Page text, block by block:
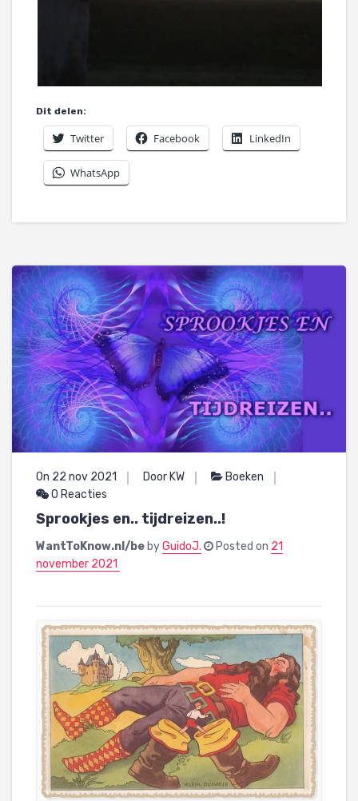
Dit delen:
Twitter Facebook LinkedIn
WhatsApp
On 22 nov 2021 Door KW
Boeken
0 Reacties
Sprookjes en.. tijdreizen..!
WantToKnow.nl/be byGuidoJ. Posted on 21
november 2021